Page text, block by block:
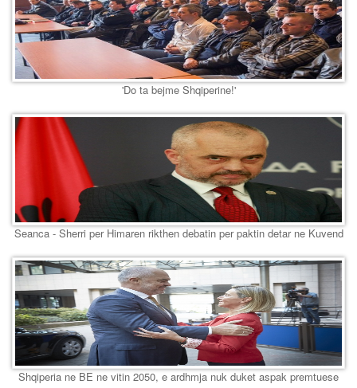
'Do ta bejme Shqiperine!'
Seanca - Sherri per Himaren rikthen debatin per paktin detar ne Kuvend
Shqiperia ne BE ne vitin 2050, e ardhmja nuk duket aspak premtuese